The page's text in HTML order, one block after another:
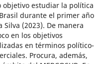
objetivo estudiar la política
durante el primer año
(2023). De manera
en los objetivos
en términos político-
Procura, además,